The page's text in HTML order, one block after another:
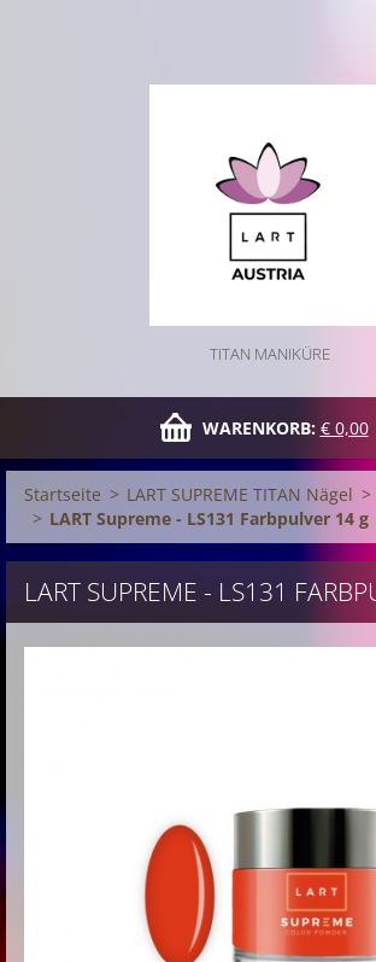
TITAN MANIKÜRE
WARENKORB: € 0,00
Startseite > LART SUPREME TITAN Nägel >
> LART Supreme - LS131 Farbpulver 14 g
LART SUPREME - LS131